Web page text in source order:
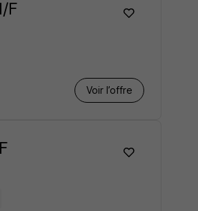
F
Voir l’offre